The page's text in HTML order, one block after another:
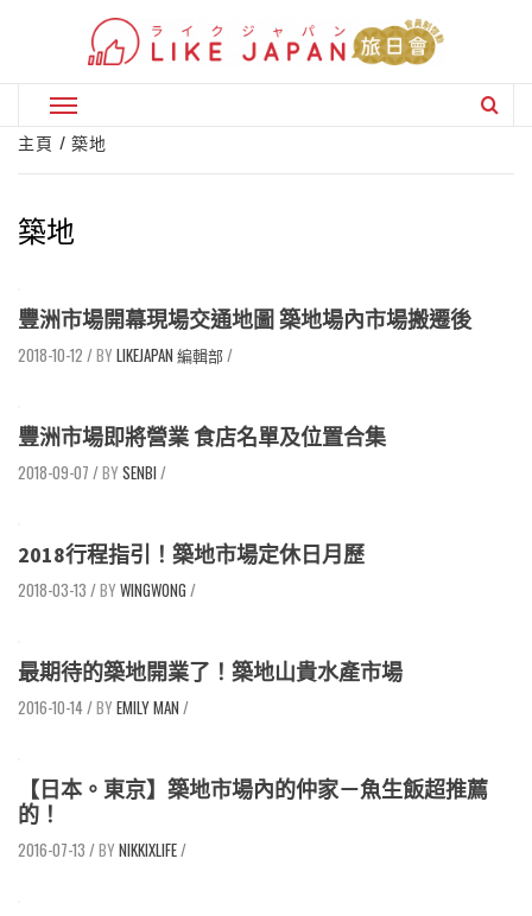
Primary
Menu
主頁 築地
築地
豐洲市場開幕現場交通地圖 築地場內市場搬遷後
2018-10-12 / LIKEJAPAN 編輯部/
豐洲市場即將營業 食店名單及位置合集
2018-09-07 / SENBI /
2018行程指引！築地市場定休日月歷
2018-03-13 / WINGWONG /
最期待的築地開業了！築地山貴水產市場
2016-10-14/ EMILY MAN /
【日本。東京】築地市場內的仲家－魚生飯超推薦
的！
2016-07-13 / NIKKIXLIFE/